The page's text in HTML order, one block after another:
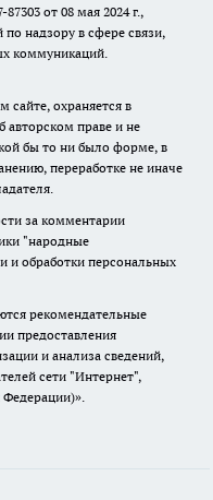
от 08 мая 2024 г.,
надзору в сфере связи,
коммуникаций.
охраняется в
авторском праве и не
бы то ни было форме, в
переработке не иначе
за комментарии
"народные
и обработки персональных
рекомендательные
предоставления
и анализа сведений,
сети "Интернет",
Федерации)».